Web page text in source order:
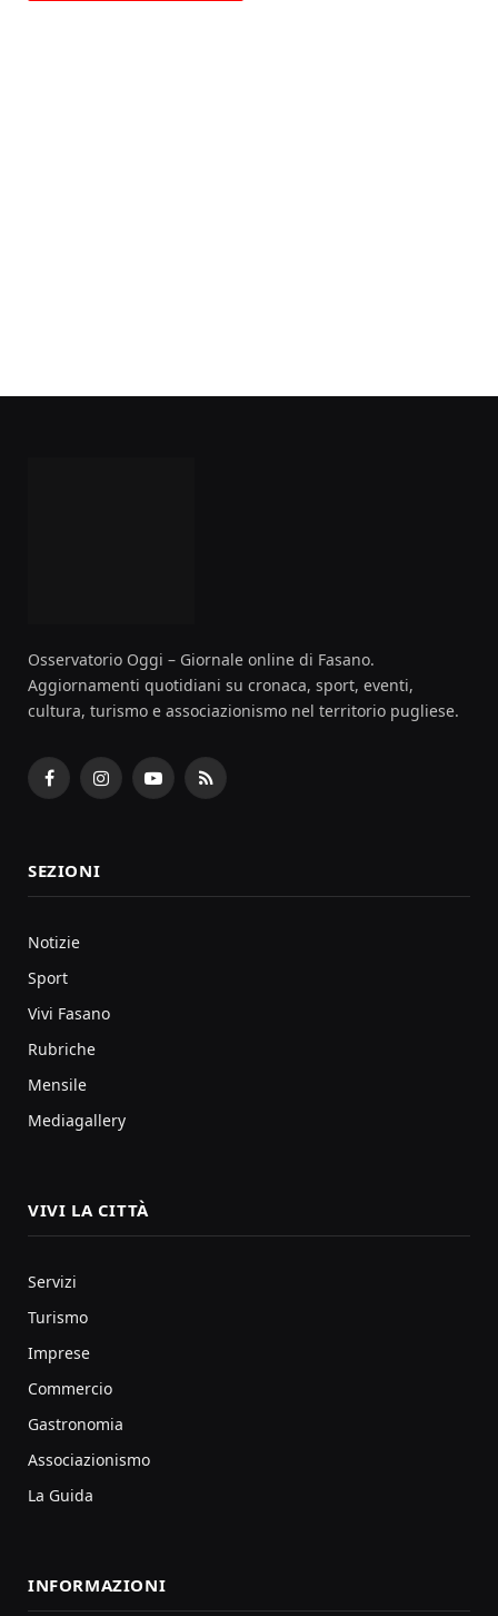
Osservatorio Oggi – Giornale online di Fasano.
Aggiornamenti quotidiani su cronaca, sport, eventi,
cultura, turismo e associazionismo nel territorio pugliese.
FacebookInstagramYouTubeRSS
SEZIONI
Notizie
Sport
Vivi Fasano
Rubriche
Mensile
Mediagallery
VIVI LA CITTÀ
Servizi
Turismo
Imprese
Commercio
Gastronomia
Associazionismo
La Guida
INFORMAZIONI